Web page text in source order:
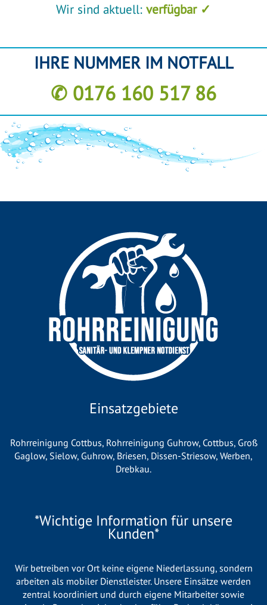
Wir sind aktuell: verfügbar ✓
IHRE NUMMER IM NOTFALL
✆ 0176 160 517 86
Einsatzgebiete
Rohrreinigung Cottbus, Rohrreinigung Guhrow, Cottbus, Groß
Gaglow, Sielow, Guhrow, Briesen, Dissen-Striesow, Werben,
Drebkau.
*Wichtige Information für unsere
Kunden*
Wir betreiben vor Ort keine eigene Niederlassung, sondern
arbeiten als mobiler Dienstleister. Unsere Einsätze werden
zentral koordiniert und durch eigene Mitarbeiter sowie